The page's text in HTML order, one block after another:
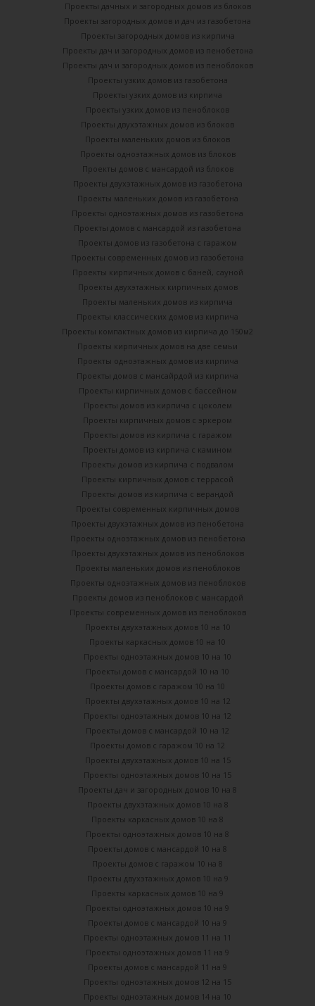
Проекты дачных и загородных домов из блоков
Проекты загородных домов и дач из газобетона
Проекты загородных домов из кирпича
Проекты дач и загородных домов из пенобетона
Проекты дач и загородных домов из пеноблоков
Проекты узких домов из газобетона
Проекты узких домов из кирпича
Проекты узких домов из пеноблоков
Проекты двухэтажных домов из блоков
Проекты маленьких домов из блоков
Проекты одноэтажных домов из блоков
Проекты домов с мансардой из блоков
Проекты двухэтажных домов из газобетона
Проекты маленьких домов из газобетона
Проекты одноэтажных домов из газобетона
Проекты домов с мансардой из газобетона
Проекты домов из газобетона с гаражом
Проекты современных домов из газобетона
Проекты кирпичных домов с баней, сауной
Проекты двухэтажных кирпичных домов
Проекты маленьких домов из кирпича
Проекты классических домов из кирпича
Проекты компактных домов из кирпича до 150м2
Проекты кирпичных домов на две семьи
Проекты одноэтажных домов из кирпича
Проекты домов с мансайрдой из кирпича
Проекты кирпичных домов с бассейном
Проекты домов из кирпича с цоколем
Проекты кирпичных домов с эркером
Проекты домов из кирпича с гаражом
Проекты домов из кирпича с камином
Проекты домов из кирпича с подвалом
Проекты кирпичных домов с террасой
Проекты домов из кирпича с верандой
Проекты современных кирпичных домов
Проекты двухэтажных домов из пенобетона
Проекты одноэтажных домов из пенобетона
Проекты двухэтажных домов из пеноблоков
Проекты маленьких домов из пеноблоков
Проекты одноэтажных домов из пеноблоков
Проекты домов из пеноблоков с мансардой
Проекты современных домов из пеноблоков
Проекты двухэтажных домов 10 на 10
Проекты каркасных домов 10 на 10
Проекты одноэтажных домов 10 на 10
Проекты домов с мансардой 10 на 10
Проекты домов с гаражом 10 на 10
Проекты двухэтажных домов 10 на 12
Проекты одноэтажных домов 10 на 12
Проекты домов с мансардой 10 на 12
Проекты домов с гаражом 10 на 12
Проекты двухэтажных домов 10 на 15
Проекты одноэтажных домов 10 на 15
Проекты дач и загородных домов 10 на 8
Проекты двухэтажных домов 10 на 8
Проекты каркасных домов 10 на 8
Проекты одноэтажных домов 10 на 8
Проекты домов с мансардой 10 на 8
Проекты домов с гаражом 10 на 8
Проекты двухэтажных домов 10 на 9
Проекты каркасных домов 10 на 9
Проекты одноэтажных домов 10 на 9
Проекты домов с мансардой 10 на 9
Проекты одноэтажных домов 11 на 11
Проекты одноэтажных домов 11 на 9
Проекты домов с мансардой 11 на 9
Проекты одноэтажных домов 12 на 15
Проекты одноэтажных домов 14 на 10